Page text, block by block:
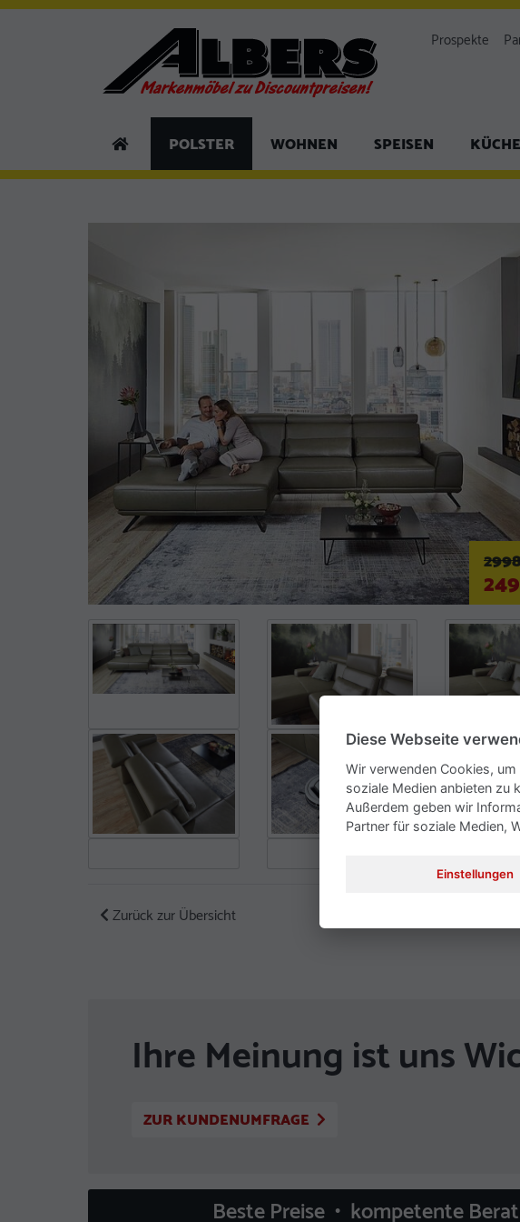
Prospekte
POLSTER WOHNEN SPEISEN KÜCHE
Zurück zur Übersicht
Ihre Meinung ist uns
ZUR KUNDENUMFRAGE
Beste Preise • kompetente
Diese Webseite
Wir verwenden Cookies,
soziale Medien anbieten zu
Außerdem geben wir
Partner für soziale Medien,
Einstellungen